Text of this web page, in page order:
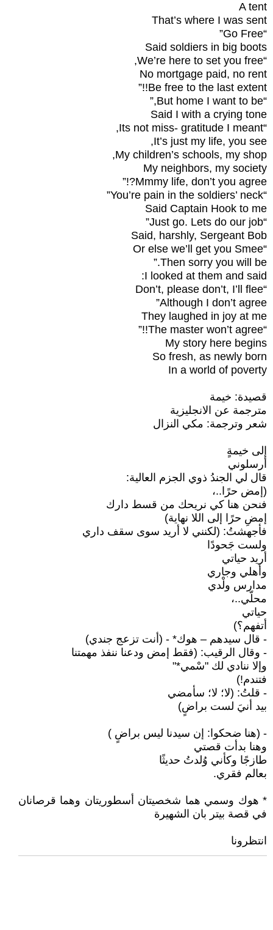
A tent
That’s where I was sent
“Go Free”
Said soldiers in big boots
“We’re here to set you free,
No mortgage paid, no rent
Be free to the last extent!!”
“But home I want to be,”
Said I with a crying tone
“Its not miss- gratitude I meant,
It’s just my life, you see,
My children’s schools, my shop,
My neighbors, my society
Mmmy life, don’t you agree?!”
“You’re pain in the soldiers’ neck”
Said Captain Hook to me
“Just go. Lets do our job”
Said, harshly, Sergeant Bob
“Or else we’ll get you Smee
Then sorry you will be.”
I looked at them and said:
“Don’t, please don’t, I’ll flee
Although I don’t agree”
They laughed in joy at me
“The master won’t agree!!”
My story here begins
So fresh, as newly born
In a world of poverty
قصيدة: خيمة
مترجمة عن الانجليزية
شعر وترجمة: مكي النزال
إلى خيمةٍ
أرسلوني
قال لي الجندُ ذوي الجزم العالية:
(إمض حرًا..،
فنحن هنا كي نريحك من قسط دارك
إمضِ حرًا إلى اللا نهاية)
فأجهشتُ: (لكنني لا أريد سوى سقف داري
ولست جَحودًا
أريد حياتي
وأهلي وجاري
مدارس ولْدي
محلّي..،
حياتي
أتفهم؟)
- قال سيدهم – هوك* - (أنت تزعج جندي)
- وقال الرقيب: (فقط إمض ودعنا ننفذ مهمتنا
وإلا ننادي لك "سْمي*"
فتندم!)
- قلتُ: (لا؛ لا؛ سأمضي
بيد أنيَ لست براضٍ)
- (هنا ضحكوا: إن سيدنا ليس براضٍ )
وهنا بدأت قصتي
طازجًا وكأني وُلدتُ حديثًا
بعالم فقري.
* هوك وسمي هما شخصيتان أسطوريتان وهما قرصانان
في قصة بيتر بان الشهيرة
انتظرونا